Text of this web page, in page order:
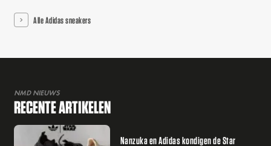
Alle Adidas sneakers
NMD NIEUWS
RECENTE ARTIKELEN
Nanzuka en Adidas kondigen de Star